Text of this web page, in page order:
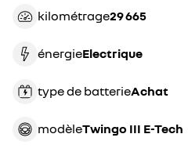
kilométrage 29 665
énergie electrique
type de batterie achat
modèle Twingo III E-Tech